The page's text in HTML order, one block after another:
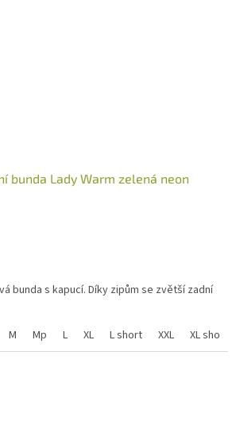
bunda Lady Warm zelená neon
bunda s kapucí. Díky zipům se zvětší zadní
M Mp L XL L short XXL XL short